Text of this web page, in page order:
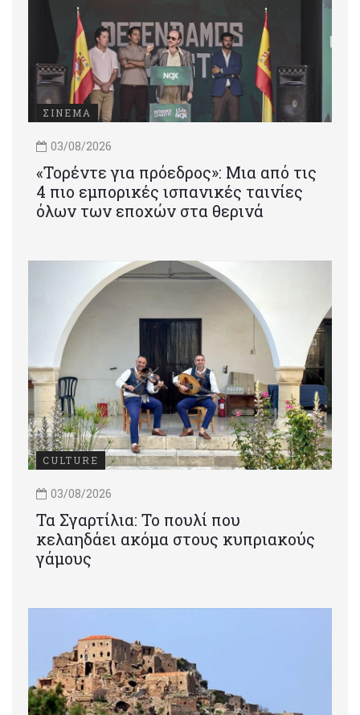
ΣΙΝΕΜΑ
03/08/2026
«Τορέντε για πρόεδρος»: Mια από τις
4 πιο εμπορικές ισπανικές ταινίες
όλων των εποχών στα θερινά
CULTURE
03/08/2026
Τα Σγαρτίλια: Το πουλί που
κελαηδάει ακόμα στους κυπριακούς
γάμους